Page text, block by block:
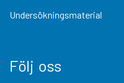
Undersökningsmaterial
Följ oss